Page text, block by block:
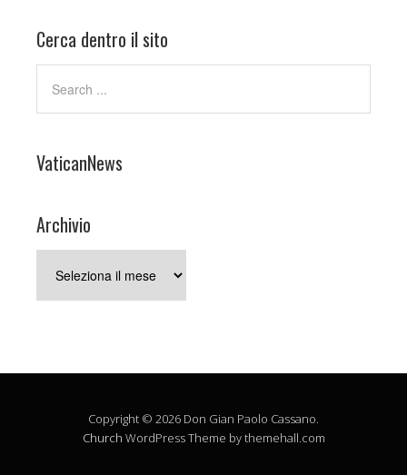
Cerca dentro il sito
VaticanNews
Archivio
Copyright © 2026 Don Gian Paolo Cassano.
Church WordPress Theme by themehall.com